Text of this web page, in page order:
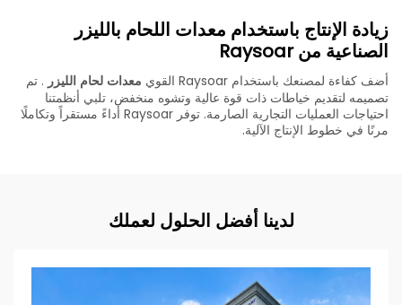
زيادة الإنتاج باستخدام معدات اللحام بالليزر
الصناعية من Raysoar
أضف كفاءة لمصنعك باستخدام Raysoar القوي معدات لحام الليزر . تم
تصميمه لتقديم خياطات ذات قوة عالية وتشوه منخفض، تلبي أنظمتنا
احتياجات العمليات التجارية الصارمة. توفر Raysoar أداءً مستقراً وتكاملًا
مرنًا في خطوط الإنتاج الآلية.
لدينا أفضل الحلول لعملك